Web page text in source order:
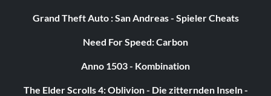
Grand Theft Auto : San Andreas - Spieler Cheats
Need For Speed: Carbon
Anno 1503 - Kombination
The Elder Scrolls 4: Oblivion - Die zitternden Inseln -